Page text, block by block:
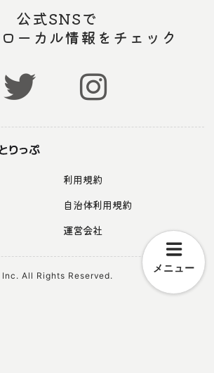
メニュー
公式SNSで
ーカル情報をチェック
利用規約
自治体利用規約
運営会社
All Rights Reserved.